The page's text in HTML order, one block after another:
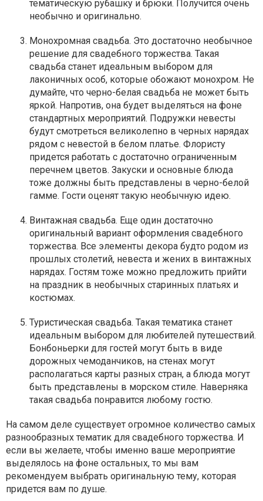
тематическую рубашку и брюки. Получится очень
необычно и оригинально.
Монохромная свадьба. Это достаточно необычное
решение для свадебного торжества. Такая
свадьба станет идеальным выбором для
лаконичных особ, которые обожают монохром. Не
думайте, что черно-белая свадьба не может быть
яркой. Напротив, она будет выделяться на фоне
стандартных мероприятий. Подружки невесты
будут смотреться великолепно в черных нарядах
рядом с невестой в белом платье. Флористу
придется работать с достаточно ограниченным
перечнем цветов. Закуски и основные блюда
тоже должны быть представлены в черно-белой
гамме. Гости оценят такую необычную идею.
Винтажная свадьба. Еще один достаточно
оригинальный вариант оформления свадебного
торжества. Все элементы декора будто родом из
прошлых столетий, невеста и жених в винтажных
нарядах. Гостям тоже можно предложить прийти
на праздник в необычных старинных платьях и
костюмах.
Туристическая свадьба. Такая тематика станет
идеальным выбором для любителей путешествий.
Бонбоньерки для гостей могут быть в виде
дорожных чемоданчиков, на стенах могут
располагаться карты разных стран, а блюда могут
быть представлены в морском стиле. Наверняка
такая свадьба понравится любому гостю.
На самом деле существует огромное количество самых
разнообразных тематик для свадебного торжества. И
если вы желаете, чтобы именно ваше мероприятие
выделялось на фоне остальных, то мы вам
рекомендуем выбрать оригинальную тему, которая
придется вам по душе.